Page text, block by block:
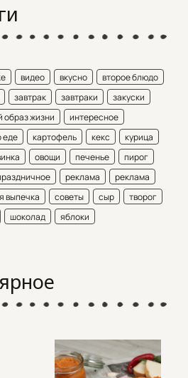
видео вкусно
второе блюдо
завтрак завтраки
закуски
образ жизни
интересное
еде картофель кекс
курица
овощи печенье
пирог
реклама
реклама
выпечка советы сыр
творог
шоколад яблоки